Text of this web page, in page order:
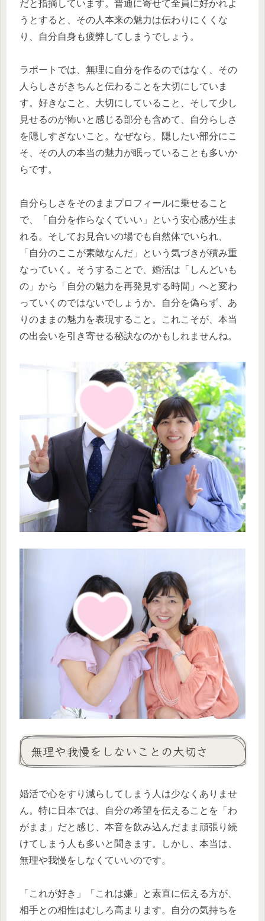
だと指摘しています。普通に寄せて全員に好かれよ
うとすると、その人本来の魅力は伝わりにくくな
り、自分自身も疲弊してしまうでしょう。
ラポートでは、無理に自分を作るのではなく、その
人らしさがきちんと伝わることを大切にしていま
す。好きなこと、大切にしていること、そして少し
見せるのが怖いと感じる部分も含めて、自分らしさ
を隠しすぎないこと。なぜなら、隠したい部分にこ
そ、その人の本当の魅力が眠っていることも多いか
らです。
自分らしさをそのままプロフィールに乗せること
で、「自分を作らなくていい」という安心感が生ま
れる。そしてお見合いの場でも自然体でいられ、
「自分のここが素敵なんだ」という気づきが積み重
なっていく。そうすることで、婚活は「しんどいも
の」から「自分の魅力を再発見する時間」へと変わ
っていくのではないでしょうか。自分を偽らず、あ
りのままの魅力を表現すること。これこそが、本当
の出会いを引き寄せる秘訣なのかもしれませんね。
無理や我慢をしないことの大切さ
婚活で心をすり減らしてしまう人は少なくありませ
ん。特に日本では、自分の希望を伝えることを「わ
がまま」だと感じ、本音を飲み込んだまま頑張り続
けてしまう人も多いと聞きます。しかし、本当は、
無理や我慢をしなくていいのです。
「これが好き」「これは嫌」と素直に伝える方が、
相手との相性はむしろ高まります。自分の気持ちを